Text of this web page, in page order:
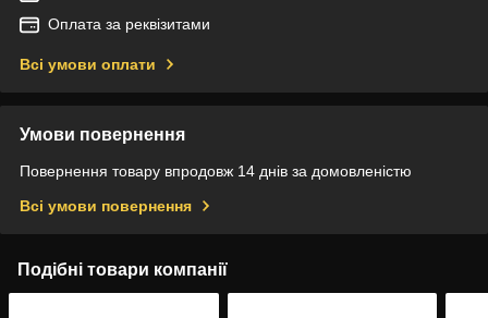
Оплата за реквізитами
Всі умови оплати
Умови повернення
Повернення товару впродовж 14 днів за домовленістю
Всі умови повернення
Подібні товари компанії